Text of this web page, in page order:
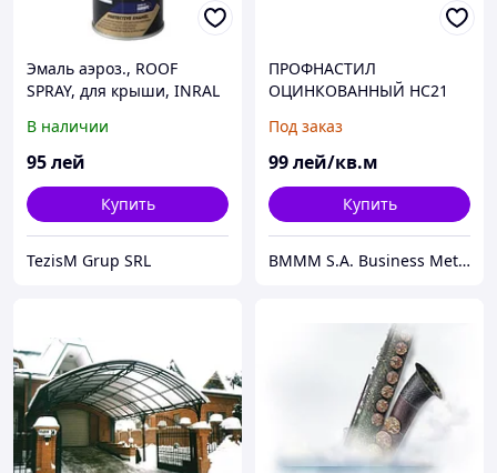
Эмаль аэроз., ROOF
SPRAY, для крыши, INRAL
В наличии
95лей
Купить
TezisM Grup SRL
ПРОФНАСТИЛ
ОЦИНКОВАННЫЙ НС21
0,5мм)
Под заказ
99лей/кв.м
Купить
BMMM S.A. Business Metal Modern Marketing